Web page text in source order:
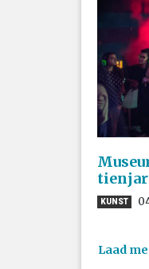
KUNST
Laad